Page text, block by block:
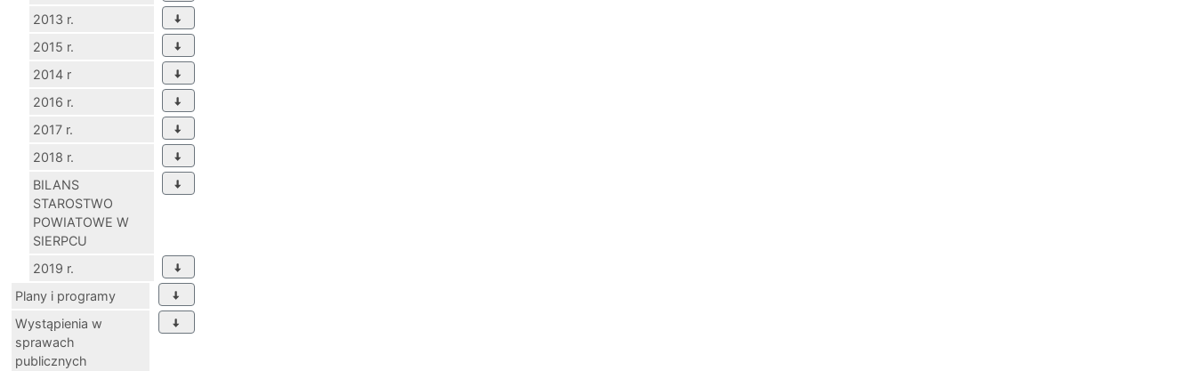
2013 r.
2015 r.
2014 r
2016 r.
2017 r.
2018 r.
BILANS
STAROSTWO
POWIATOWE W
SIERPCU
2019 r.
Plany i programy
Wystąpienia w
sprawach
publicznych